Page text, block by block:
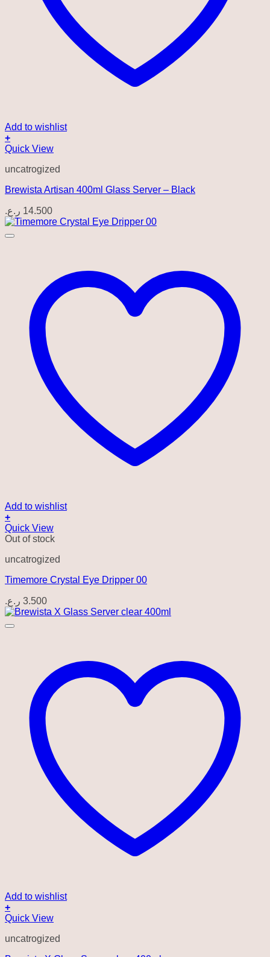
Add to wishlist
+
Quick View
uncatrogized
Brewista Artisan 400ml Glass Server – Black
14.500 ر.ع.
Add to wishlist
+
Quick View
Out of stock
uncatrogized
Timemore Crystal Eye Dripper 00
3.500 ر.ع.
Add to wishlist
+
Quick View
uncatrogized